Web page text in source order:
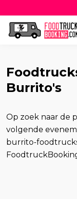
Burrito's
Op zoek naar de
volgende
burrito-